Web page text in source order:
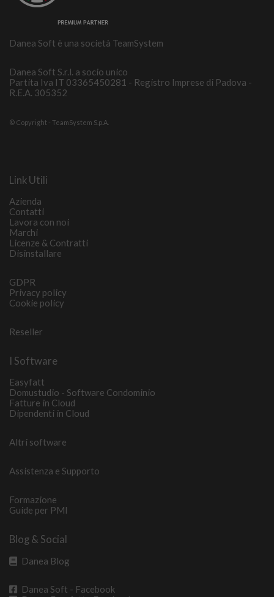
Danea Soft è una società TeamSystem
Danea Soft S.r.l. a socio unico
Partita Iva IT 03365450281 - Registro Imprese di Padova -
R.E.A. 305352
© Copyright - TeamSystem S.p.A.
Link Utili
Azienda
Contatti
Lavora con noi
Marchi
Licenze & Contratti
Disinstallare
GDPR
Privacy policy
Cookie policy
Reseller
I Software
Easyfatt
Domustudio - Software Condominio
Fatture in Cloud
Dipendenti in Cloud
Altri software
Assistenza e Supporto
Formazione
Guide per PMI
Blog & Social
Danea Blog
Danea Soft - Facebook